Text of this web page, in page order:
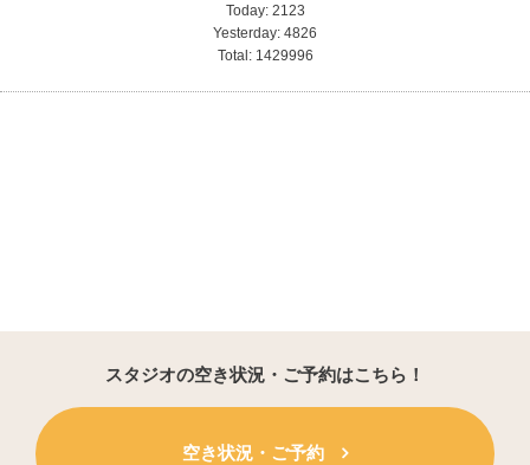
Today: 2123
Yesterday: 4826
Total: 1429996
スタジオの空き状況・ご予約はこちら！
空き状況・ご予約